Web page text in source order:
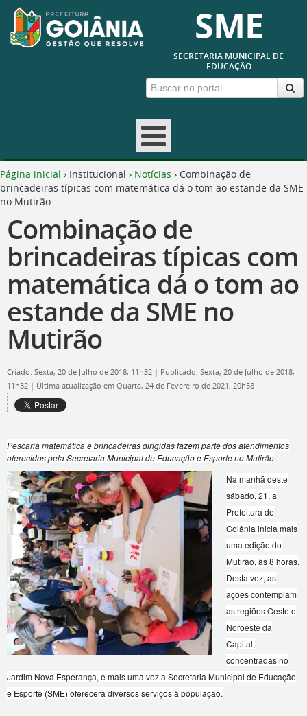
SME
SECRETARIA MUNICIPAL DE
EDUCAÇÃO
Página inicial › Institucional › Notícias › Combinação de
brincadeiras típicas com matemática dá o tom ao estande da SME
no Mutirão
Combinação de
brincadeiras típicas com
matemática dá o tom ao
estande da SME no
Mutirão
Criado: Sexta, 20 de Julho de 2018, 11h32 | Publicado: Sexta, 20 de Julho de 2018,
11h32 | Última atualização em Quarta, 24 de Fevereiro de 2021, 20h58
Pescaria matemática e brincadeiras dirigidas fazem parte dos atendimentos
oferecidos pela Secretaria Municipal de Educação e Esporte no Mutirão
Na manhã deste
sábado, 21, a
Prefeitura de
Goiânia inicia mais
uma edição do
Mutirão, às 8 horas.
Desta vez, as
ações contemplam
as regiões Oeste e
Noroeste da
Capital,
concentradas no
Jardim Nova Esperança, e mais uma vez a Secretaria Municipal de Educação
e Esporte (SME) oferecerá diversos serviços à população.